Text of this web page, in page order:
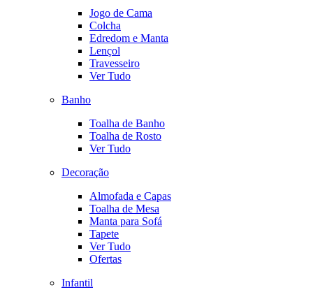
Jogo de Cama
Colcha
Edredom e Manta
Lençol
Travesseiro
Ver Tudo
Banho
Toalha de Banho
Toalha de Rosto
Ver Tudo
Decoração
Almofada e Capas
Toalha de Mesa
Manta para Sofá
Tapete
Ver Tudo
Ofertas
Infantil